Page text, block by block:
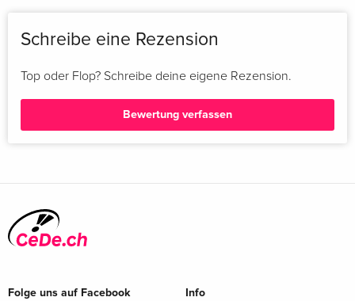
Schreibe eine Rezension
Top oder Flop? Schreibe deine eigene Rezension.
Bewertung verfassen
Folge uns auf Facebook
Info